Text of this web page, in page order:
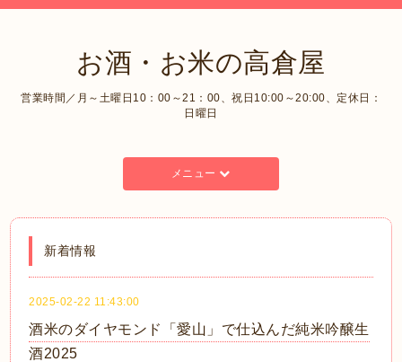
お酒・お米の高倉屋
営業時間／月～土曜日10：00～21：00、祝日10:00～20:00、定休日：
日曜日
メニュー
新着情報
2025-02-22 11:43:00
酒米のダイヤモンド「愛山」で仕込んだ純米吟醸生
酒2025